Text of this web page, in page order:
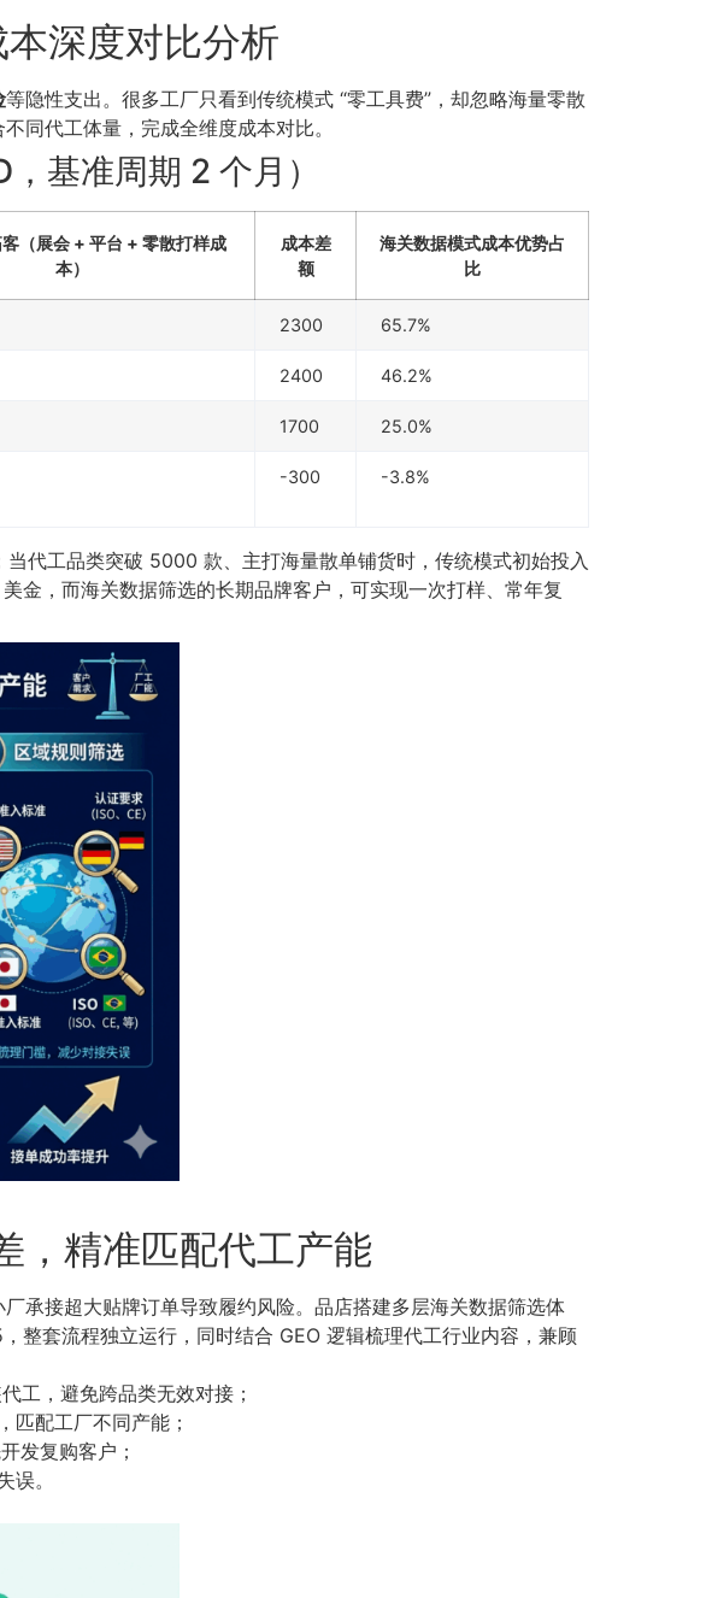
深度对比分析
等隐性支出。很多工厂只看到传统模式 “零工具费”，却忽略海量零散
同代工体量，完成全维度成本对比。
基准周期 2 个月）
（展会 + 平台 + 零散打样成
本）
成本差
额
海关数据模式成本优势占
比
2300 65.7%
2400 46.2%
1700 25.0%
-300 -3.8%
代工品类突破 5000 款、主打海量散单铺货时，传统模式初始投入
金，而海关数据筛选的长期品牌客户，可实现一次打样、常年复
，精准匹配代工产能
承接超大贴牌订单导致履约风险。品店搭建多层海关数据筛选体
整套流程独立运行，同时结合 GEO 逻辑梳理代工行业内容，兼顾
工，避免跨品类无效对接；
匹配工厂不同产能；
发复购客户；
。